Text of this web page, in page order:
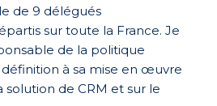
de 9 délégués
sur toute la France. Je
de la politique
à sa mise en œuvre
solution de CRM et sur le